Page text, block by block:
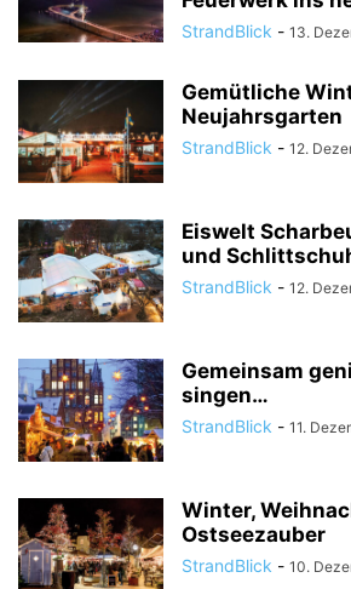
StrandBlick - 13.
Gemütliche
Neujahrsgarten
StrandBlick - 12.
Eiswelt
und
StrandBlick - 12.
Gemeinsam
singen…
StrandBlick - 11.
Winter,
Ostseezauber
StrandBlick - 10.